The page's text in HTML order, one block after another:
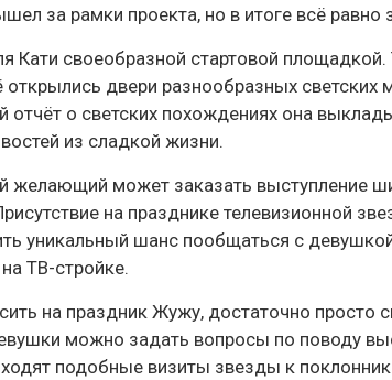
за рамки проекта, но в итоге всё равно
Кати своеобразной стартовой
двери разнообразных светских
отчёт о светских похождениях она
из сладкой жизни.
может заказать выступление
на празднике телевизионной
уникальный шанс пообщаться с
ТВ-стройке.
на праздник Жужу, достаточно просто
можно задать вопросы по поводу
подобные визиты звезды к